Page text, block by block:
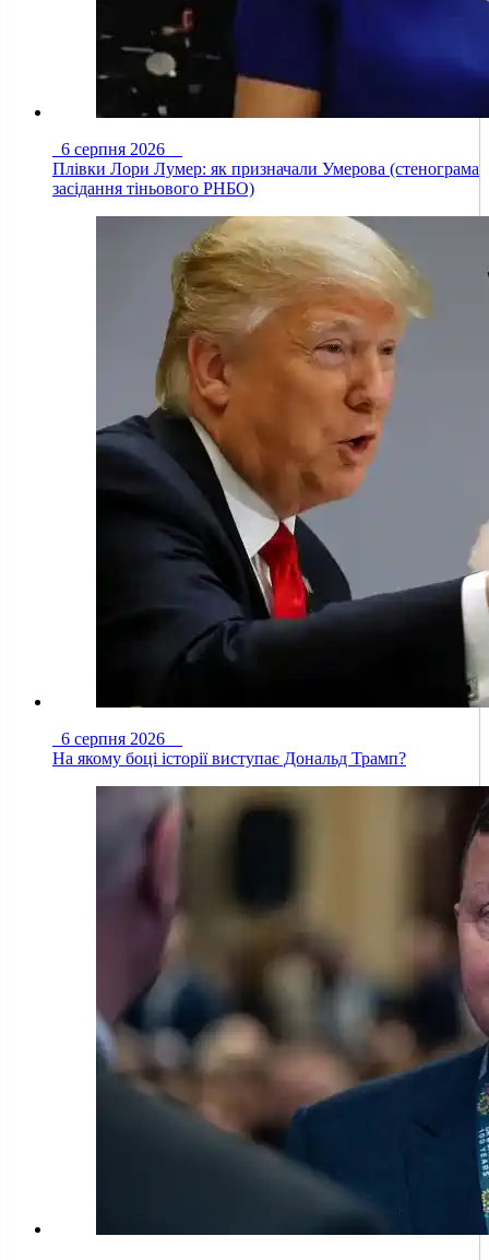
6 серпня 2026
Плівки Лори Лумер: як призначали Умерова (стенограма
засідання тіньового РНБО)
6 серпня 2026
На якому боці історії виступає Дональд Трамп?